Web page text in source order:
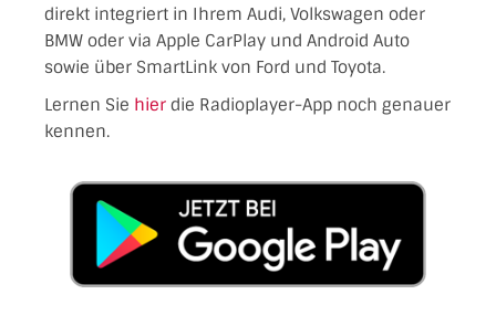
direkt integriert in Ihrem Audi, Volkswagen oder
BMW oder via Apple CarPlay und Android Auto
sowie über SmartLink von Ford und Toyota.
Lernen Sie hier die Radioplayer-App noch genauer
kennen.